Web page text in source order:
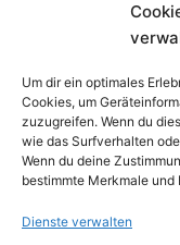
Um dir ein optimales
Cookies, um
zuzugreifen. Wenn du
wie das Surfverhalten
Wenn du deine
bestimmte Merkmale
Dienste verwalten
Sehr
Copyright © 2026